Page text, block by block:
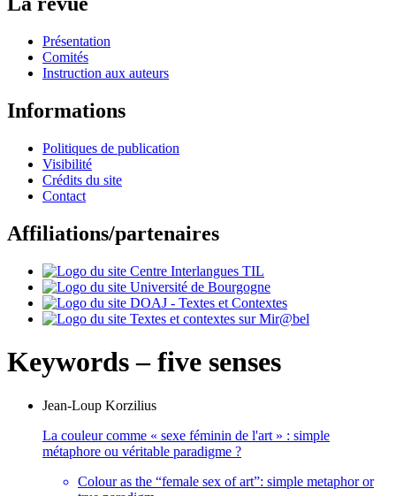
Présentation
Comités
Instruction aux auteurs
Informations
Politiques de publication
Visibilité
Crédits du site
Contact
Affiliations/partenaires
Keywords – five senses
Jean-Loup Korzilius
La couleur comme « sexe féminin de l'art » : simple
métaphore ou véritable paradigme ?
Colour as the “female sex of art”: simple metaphor or